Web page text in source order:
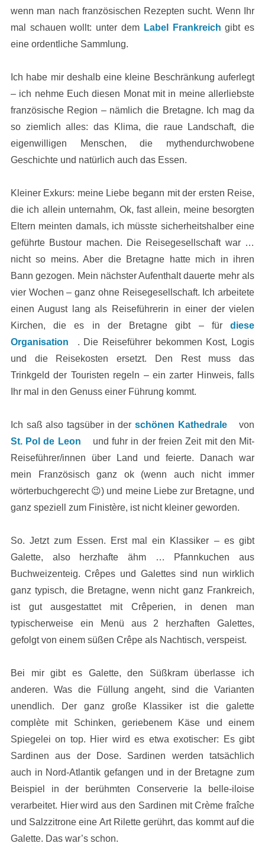
wenn man nach französischen Rezepten sucht. Wenn Ihr
mal schauen wollt: unter dem Label Frankreich gibt es
eine ordentliche Sammlung.
Ich habe mir deshalb eine kleine Beschränkung auferlegt
– ich nehme Euch diesen Monat mit in meine allerliebste
französische Region – nämlich die Bretagne. Ich mag da
so ziemlich alles: das Klima, die raue Landschaft, die
eigenwilligen Menschen, die mythendurchwobene
Geschichte und natürlich auch das Essen.
Kleiner Exkurs: meine Liebe begann mit der ersten Reise,
die ich allein unternahm, Ok, fast allein, meine besorgten
Eltern meinten damals, ich müsste sicherheitshalber eine
geführte Bustour machen. Die Reisegesellschaft war …
nicht so meins. Aber die Bretagne hatte mich in ihren
Bann gezogen. Mein nächster Aufenthalt dauerte mehr als
vier Wochen – ganz ohne Reisegesellschaft. Ich arbeitete
einen August lang als Reiseführerin in einer der vielen
Kirchen, die es in der Bretagne gibt – fürdiese
Organisation
. Die Reiseführer bekommen Kost, Logis
und die Reisekosten ersetzt. Den Rest muss das
Trinkgeld der Touristen regeln – ein zarter Hinweis, falls
Ihr mal in den Genuss einer Führung kommt.
Ich saß also tagsüber in der schönen Kathedrale
von
St. Pol de Leon
und fuhr in der freien Zeit mit den Mit-
Reiseführer/innen über Land und feierte. Danach war
mein Französisch ganz ok (wenn auch nicht immer
wörterbuchgerecht 😉) und meine Liebe zur Bretagne, und
ganz speziell zum Finistère, ist nicht kleiner geworden.
So. Jetzt zum Essen. Erst mal ein Klassiker – es gibt
Galette, also herzhafte ähm … Pfannkuchen aus
Buchweizenteig. Crêpes und Galettes sind nun wirklich
ganz typisch, die Bretagne, wenn nicht ganz Frankreich,
ist gut ausgestattet mit Crêperien, in denen man
typischerweise ein Menü aus 2 herzhaften Galettes,
gefolgt von einem süßen Crêpe als Nachtisch, verspeist.
Bei mir gibt es Galette, den Süßkram überlasse ich
anderen. Was die Füllung angeht, sind die Varianten
unendlich. Der ganz große Klassiker ist die galette
complète mit Schinken, geriebenem Käse und einem
Spiegelei on top. Hier wird es etwa exotischer: Es gibt
Sardinen aus der Dose. Sardinen werden tatsächlich
auch in Nord-Atlantik gefangen und in der Bretagne zum
Beispiel in der berühmten Conserverie la belle-iloise
verarbeitet. Hier wird aus den Sardinen mit Crème fraîche
und Salzzitrone eine Art Rilette gerührt, das kommt auf die
Galette. Das war’s schon.